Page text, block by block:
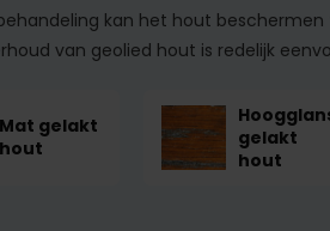
kan het hout
van geolied hout is redelijk
Mat gelakt
hout
gelakt
hout